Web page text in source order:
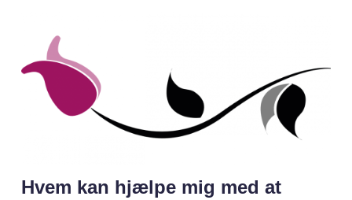
Hvem kan hjælpe mig med at